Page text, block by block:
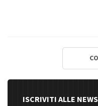
ISCRIVITI ALLE